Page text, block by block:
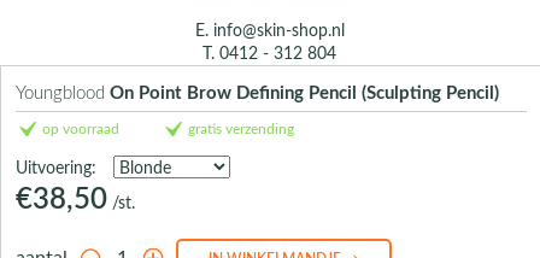
Youngblood On Point Brow Defining Pencil (Sculpting Pencil)
op voorraad gratis verzending
Uitvoering:
€38,50 /st.
E. info@skin-shop.nl
T.0412 - 312 804
Over ons